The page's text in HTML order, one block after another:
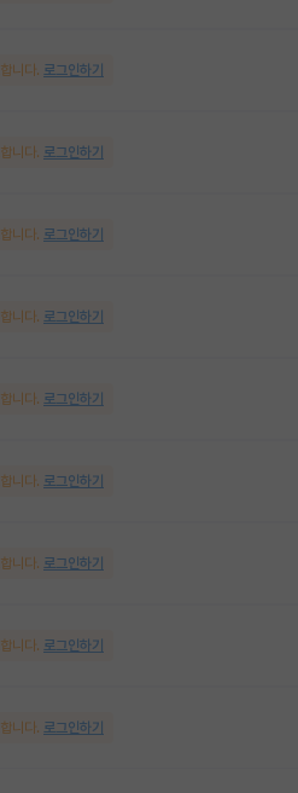
니다. 로그인하기
니다. 로그인하기
니다. 로그인하기
니다. 로그인하기
니다. 로그인하기
니다. 로그인하기
니다. 로그인하기
니다. 로그인하기
니다. 로그인하기